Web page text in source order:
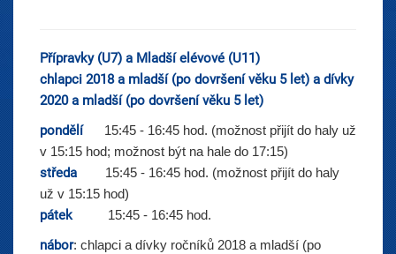
Přípravky (U7) a Mladší elévové (U11)
chlapci 2018 a mladší (po dovršení věku 5 let) a dívky
2020 a mladší (po dovršení věku 5 let)
pondělí
15:45 - 16:45 hod. (možnost přijít do haly už
v 15:15 hod; možnost být na hale do 17:15)
středa 15:45 - 16:45 hod. (možnost přijít do haly
už v 15:15 hod)
pátek 15:45 - 16:45 hod.
nábor: chlapci a dívky ročníků 2018 a mladší (po